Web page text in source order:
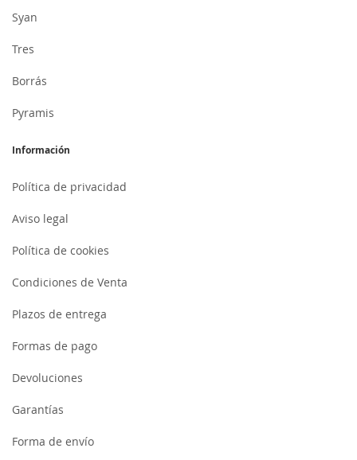
Syan
Tres
Borrás
Pyramis
Información
Política de privacidad
Aviso legal
Política de cookies
Condiciones de Venta
Plazos de entrega
Formas de pago
Devoluciones
Garantías
Forma de envío